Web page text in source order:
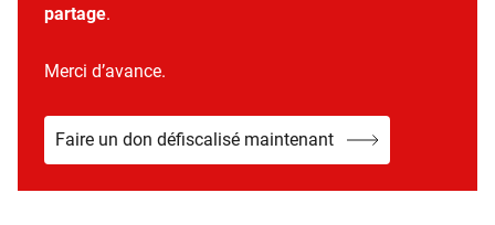
partage.
Merci d’avance.
Faire un don défiscalisé maintenant